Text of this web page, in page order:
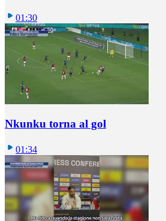
01:30
Nkunku torna al gol
01:34